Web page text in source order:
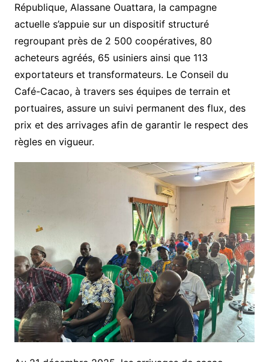
République, Alassane Ouattara, la campagne
actuelle s’appuie sur un dispositif structuré
regroupant près de 2 500 coopératives, 80
acheteurs agréés, 65 usiniers ainsi que 113
exportateurs et transformateurs. Le Conseil du
Café-Cacao, à travers ses équipes de terrain et
portuaires, assure un suivi permanent des flux, des
prix et des arrivages afin de garantir le respect des
règles en vigueur.